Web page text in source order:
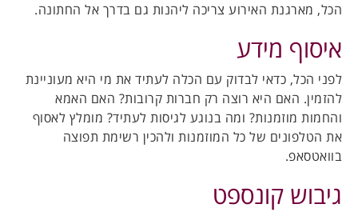
הכל, מארגנת האירוע צריכה ליהנות גם בדרך אל החתונה.
איסוף מידע
לפני הכל, כדאי לבדוק עם הכלה לעתיד את מי היא מעוניינת
להזמין. האם היא רוצה רק חברות קרובות? האם האמא
והחמות מוזמנות? ומה בנוגע לגיסות לעתיד? מומלץ לאסוף
את הטלפונים של כל המוזמנות ולהכין רשימת תפוצה
בוואטסאפ.
גיבוש קונספט